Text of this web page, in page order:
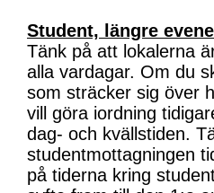
Student, längre
Tänk på att lokalerna
alla vardagar. Om du
som sträcker sig över
vill göra iordning
dag- och kvällstiden.
studentmottagningen
på tiderna kring